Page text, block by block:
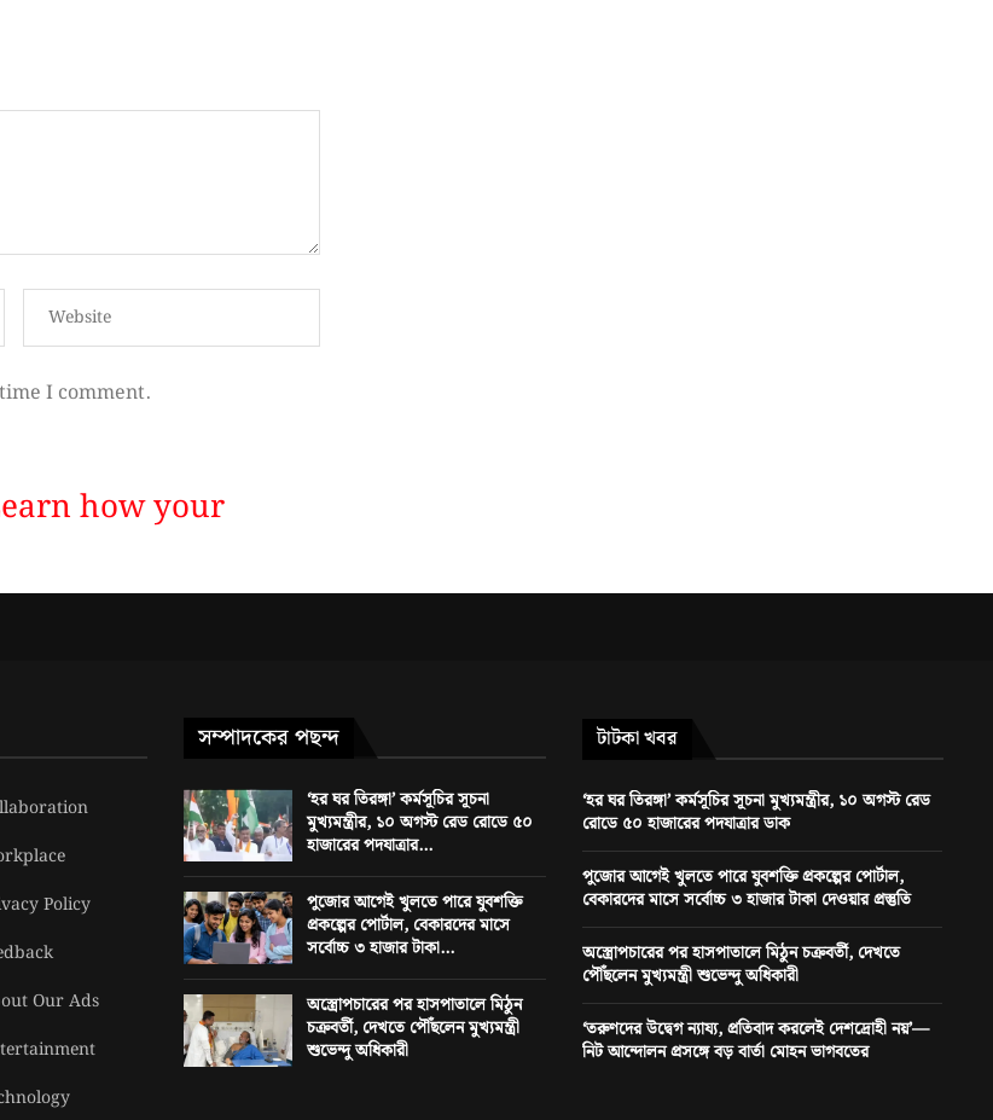
I comment.
how your
Policy
Our Ads
সম্পাদকের পছন্দ
‘হর ঘর তিরঙ্গা’ কর্মসূচির সূচনা
মুখ্যমন্ত্রীর, ১০ অগস্ট রেড রোডে ৫০
হাজারের পদযাত্রার...
পুজোর আগেই খুলতে পারে যুবশক্তি
প্রকল্পের পোর্টাল, বেকারদের মাসে
সর্বোচ্চ ৩ হাজার টাকা...
অস্ত্রোপচারের পর হাসপাতালে মিঠুন
চক্রবর্তী, দেখতে পৌঁছলেন মুখ্যমন্ত্রী
শুভেন্দু অধিকারী
টাটকা খবর
‘হর ঘর তিরঙ্গা’ কর্মসূচির সূচনা মুখ্যমন্ত্রীর, ১০ অগস্ট রেড
রোডে ৫০ হাজারের পদযাত্রার ডাক
পুজোর আগেই খুলতে পারে যুবশক্তি প্রকল্পের পোর্টাল,
বেকারদের মাসে সর্বোচ্চ ৩ হাজার টাকা দেওয়ার প্রস্তুতি
অস্ত্রোপচারের পর হাসপাতালে মিঠুন চক্রবর্তী, দেখতে
পৌঁছলেন মুখ্যমন্ত্রী শুভেন্দু অধিকারী
‘তরুণদের উদ্বেগ ন্যায্য, প্রতিবাদ করলেই দেশদ্রোহী নয়’—
নিট আন্দোলন প্রসঙ্গে বড় বার্তা মোহন ভাগবতের